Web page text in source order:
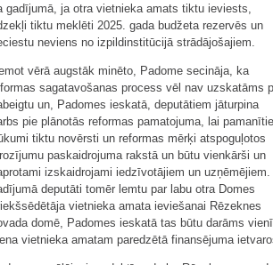
gadījumā, ja otra vietnieka amats tiktu ieviests,
tiktu meklēti 2025. gada budžeta rezervēs un
neviens no izpildinstitūcijā strādājošajiem.
vērā augstāk minēto, Padome secināja, ka
sagatavošanas process vēl nav uzskatāms
un, Padomes ieskatā, deputātiem jāturpina
pie plānotās reformas pamatojuma, lai pamanītie
tiktu novērsti un reformas mērķi atspoguļotos
paskaidrojuma rakstā un būtu vienkārši un
izskaidrojami iedzīvotājiem un uzņēmējiem.
deputāti tomēr lemtu par labu otra Domes
vietnieka amata ieviešanai Rēzeknes
domē, Padomes ieskatā tas būtu darāms
vietnieka amatam paredzētā finansējuma